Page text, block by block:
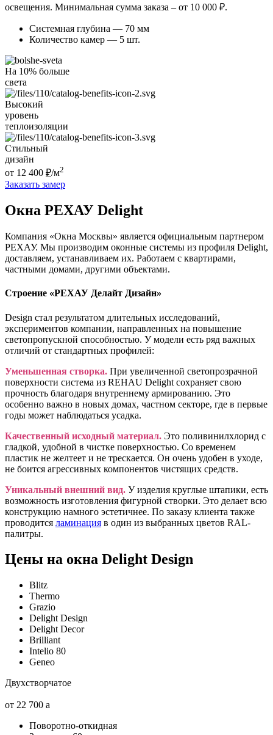
освещения. Минимальная сумма заказа – от 10 000 ₽.
Системная глубина — 70 мм
Количество камер — 5 шт.
На 10% больше
света
Высокий
уровень
теплоизоляции
Стильный
дизайн
от 12 400 ₽/м2
Заказать замер
Окна РЕХАУ Delight
Компания «Окна Москвы» является официальным партнером
РЕХАУ. Мы производим оконные системы из профиля Delight,
доставляем, устанавливаем их. Работаем с квартирами,
частными домами, другими объектами.
Строение «РЕХАУ Делайт Дизайн»
Design стал результатом длительных исследований,
экспериментов компании, направленных на повышение
светопропускной способностью. У модели есть ряд важных
отличий от стандартных профилей:
Уменьшенная створка. При увеличенной светопрозрачной
поверхности система из REHAU Delight сохраняет свою
прочность благодаря внутреннему армированию. Это
особенно важно в новых домах, частном секторе, где в первые
годы может наблюдаться усадка.
Качественный исходный материал. Это поливинилхлорид с
гладкой, удобной в чистке поверхностью. Со временем
пластик не желтеет и не трескается. Он очень удобен в уходе,
не боится агрессивных компонентов чистящих средств.
Уникальный внешний вид. У изделия круглые штапики, есть
возможность изготовления фигурной створки. Это делает всю
конструкцию намного эстетичнее. По заказу клиента также
проводится ламинация в один из выбранных цветов RAL-
палитры.
Цены на окна Delight Design
Blitz
Thermo
Grazio
Delight Design
Delight Decor
Brilliant
Intelio 80
Geneo
Двухстворчатое
от 22 700 a
Поворотно-откидная